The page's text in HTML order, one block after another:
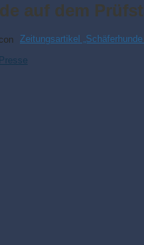
auf dem
Zeitungsartikel
Presse